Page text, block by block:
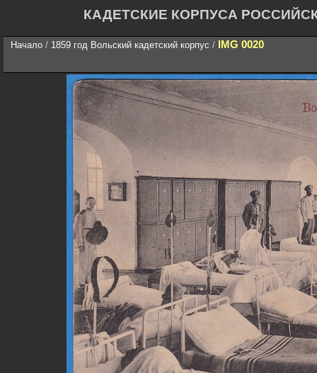
КАДЕТСКИЕ КОРПУСА
Начало / 1859 год Вольский кадетский корпус / IMG 0020